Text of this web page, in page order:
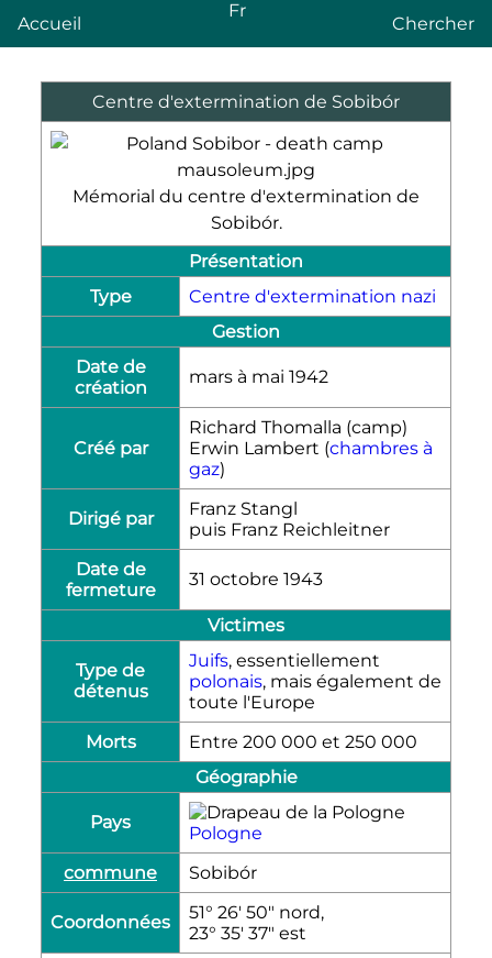
Accueil
Fr
Chercher
Centre d'extermination de Sobibór
Mémorial du centre d'extermination de
Sobibór.
Présentation
Type
Centre d'extermination nazi
Gestion
Date de
création
mars à mai 1942
Créé par
Richard Thomalla (camp)
Erwin Lambert (chambres à
gaz)
Dirigé par
Franz Stangl
puis Franz Reichleitner
Date de
fermeture
31 octobre 1943
Victimes
Type de
détenus
Juifs, essentiellement
polonais, mais également de
toute l'Europe
Morts
Entre 200 000 et 250 000
Géographie
Pays
Pologne
commune
Sobibór
Coordonnées
51° 26′ 50″ nord,
23° 35′ 37″ est